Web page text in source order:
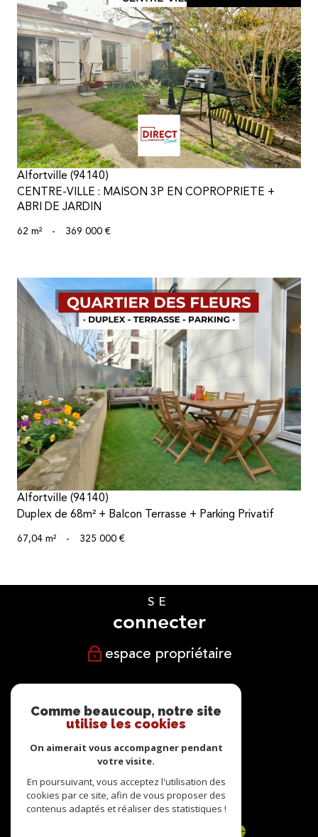
voir le bien
Alfortville (94140)
CENTRE-VILLE : MAISON 3P EN COPROPRIETE +
ABRI DE JARDIN
62 m² - 369 000 €
voir le bien
Alfortville (94140)
Duplex de 68m² + Balcon Terrasse + Parking Privatif
67,04 m² - 325 000 €
SE
connecter
espace propriétaire
suivre
NOUS
adhérons
Comme beaucoup, notre site
utilise les cookies
On aimerait vous accompagner pendant
votre visite.
En poursuivant, vous acceptez l'utilisation des
cookies par ce site, afin de vous proposer des
contenus adaptés et réaliser des statistiques !